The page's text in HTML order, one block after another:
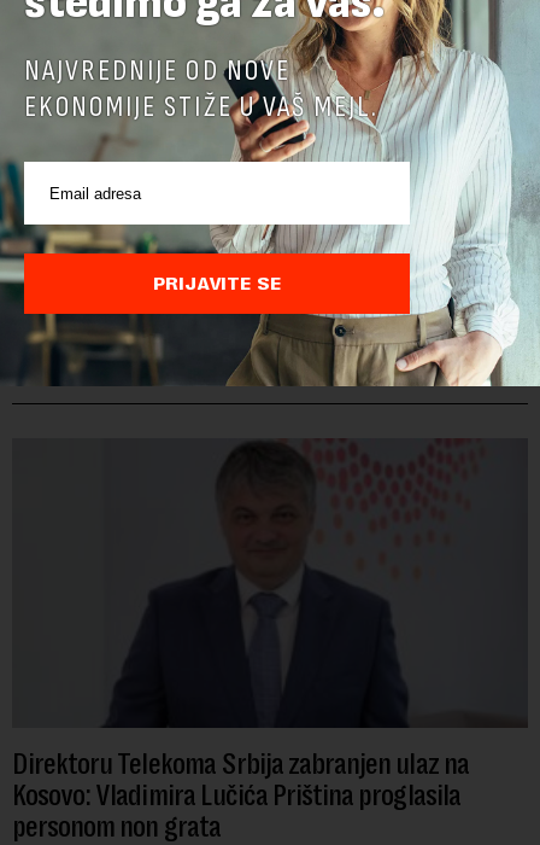
POVEZANI SADRŽAJI
Direktoru Telekoma Srbija zabranjen ulaz na
Kosovo: Vladimira Lučića Priština proglasila
personom non grata
NAJVREDNIJE OD NOVE
EKONOMIJE STIŽE U VAŠ MEJL.
PRIJAVITE SE